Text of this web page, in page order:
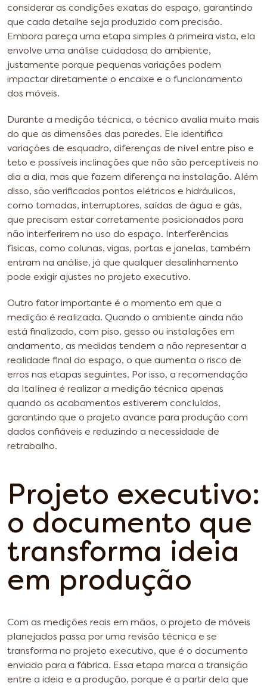
considerar as condições exatas do espaço, garantindo
que cada detalhe seja produzido com precisão.
Embora pareça uma etapa simples à primeira vista, ela
envolve uma análise cuidadosa do ambiente,
justamente porque pequenas variações podem
impactar diretamente o encaixe e o funcionamento
dos móveis.
Durante a medição técnica, o técnico avalia muito mais
do que as dimensões das paredes. Ele identifica
variações de esquadro, diferenças de nível entre piso e
teto e possíveis inclinações que não são perceptíveis no
dia a dia, mas que fazem diferença na instalação. Além
disso, são verificados pontos elétricos e hidráulicos,
como tomadas, interruptores, saídas de água e gás,
que precisam estar corretamente posicionados para
não interferirem no uso do espaço. Interferências
físicas, como colunas, vigas, portas e janelas, também
entram na análise, já que qualquer desalinhamento
pode exigir ajustes no projeto executivo.
Outro fator importante é o momento em que a
medição é realizada. Quando o ambiente ainda não
está finalizado, com piso, gesso ou instalações em
andamento, as medidas tendem a não representar a
realidade final do espaço, o que aumenta o risco de
erros nas etapas seguintes. Por isso, a recomendação
da Italínea é realizar a medição técnica apenas
quando os acabamentos estiverem concluídos,
garantindo que o projeto avance para produção com
dados confiáveis e reduzindo a necessidade de
retrabalho.
Projeto executivo:
o documento que
transforma ideia
em produção
Com as medições reais em mãos, o projeto de móveis
planejados passa por uma revisão técnica e se
transforma no projeto executivo, que é o documento
enviado para a fábrica. Essa etapa marca a transição
entre a ideia e a produção, porque é a partir dela que